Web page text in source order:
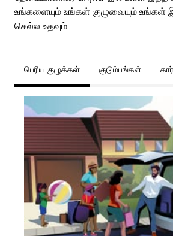
உங்களையும் உங்கள் குழுவையும் உங்கள்
செல்ல உதவும்.
பெரிய குழுக்கள் குடும்பங்கள்